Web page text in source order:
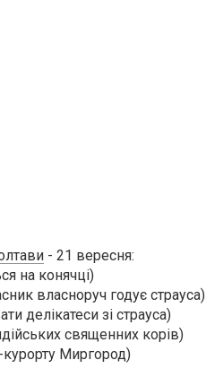
- 21 вересня:
на конячці)
власноруч годує страуса)
делікатеси зі страуса)
священних корів)
Миргород)